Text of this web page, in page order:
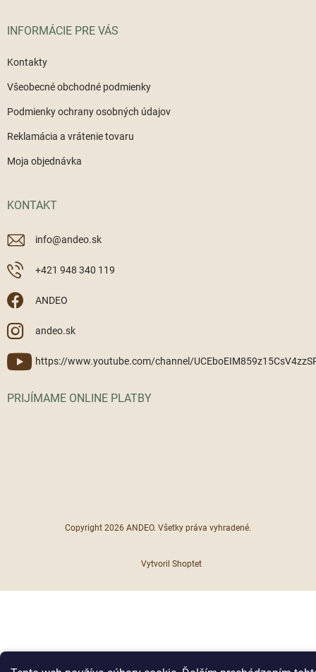
INFORMÁCIE PRE VÁS
Kontakty
Všeobecné obchodné podmienky
Podmienky ochrany osobných údajov
Reklamácia a vrátenie tovaru
Moja objednávka
KONTAKT
info@andeo.sk
+421 948 340 119
ANDEO
andeo.sk
https://www.youtube.com/channel/
PRIJÍMAME ONLINE PLATBY
Vytvoril Shoptet
Copyright 2026 ANDEO. Všetky práva vyhradené.